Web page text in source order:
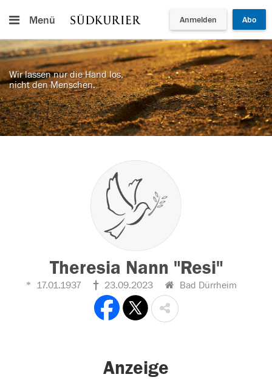
Menü Anmelden Abo
Wir lassen nur die Hand los,
nicht den Menschen.
Theresia Nann "Resi"
17.01.1937 23.09.2023 Bad Dürrheim
Anzeige